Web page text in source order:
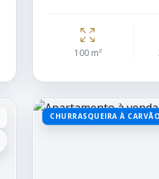
100 m²
CHURRASQUEIRA À CARVÃO